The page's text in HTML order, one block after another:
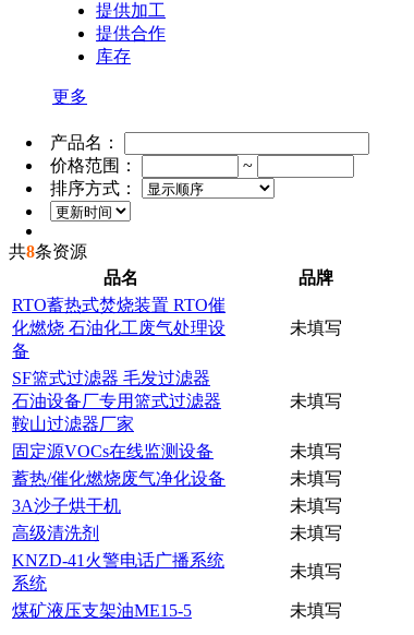
提供加工
提供合作
库存
更多
产品名：
价格范围：
~
排序方式：
共8条资源
品名
品牌
RTO蓄热式焚烧装置 RTO催
化燃烧 石油化工废气处理设
备
未填写
SF篮式过滤器 毛发过滤器
石油设备厂专用篮式过滤器
鞍山过滤器厂家
未填写
固定源VOCs在线监测设备 未填写
蓄热/催化燃烧废气净化设备
未填写
3A沙子烘干机
未填写
高级清洗剂
未填写
KNZD-41火警电话广播系统
系统
未填写
煤矿液压支架油ME15-5 未填写